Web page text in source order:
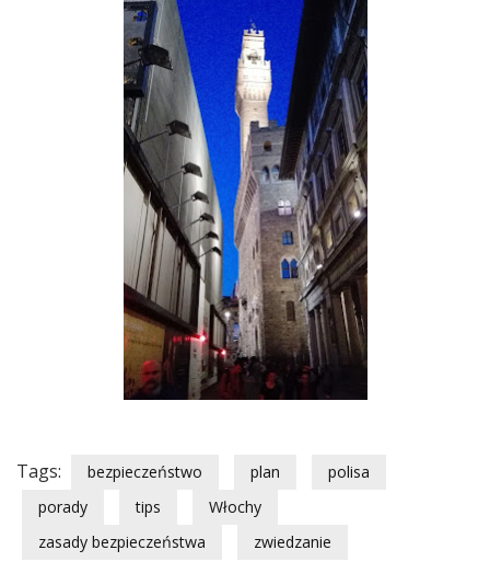
Tags: bezpieczeństwo plan
polisa
porady
tips
Włochy
zasady bezpieczeństwa
zwiedzanie